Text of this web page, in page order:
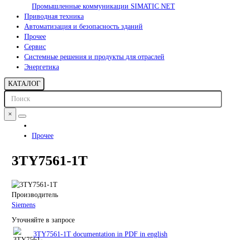
Промышленные коммуникации SIMATIC NET
Приводная техника
Автоматизация и безопасность зданий
Прочее
Сервис
Системные решения и продукты для отраслей
Энергетика
КАТАЛОГ
×
Прочее
3TY7561-1T
Производитель
Siemens
Уточняйте в запросе
3TY7561-1T documentation in PDF in english